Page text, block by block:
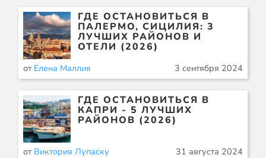
ГДЕ ОСТАНОВИТЬСЯ В
ПАЛЕРМО, СИЦИЛИЯ: 3
ЛУЧШИХ РАЙОНОВ И
ОТЕЛИ (2026)
от Елена Маллия 3 сентября 2024
ГДЕ ОСТАНОВИТЬСЯ В
КАПРИ - 5 ЛУЧШИХ
РАЙОНОВ (2026)
от Виктория Лупаску 31 августа 2024